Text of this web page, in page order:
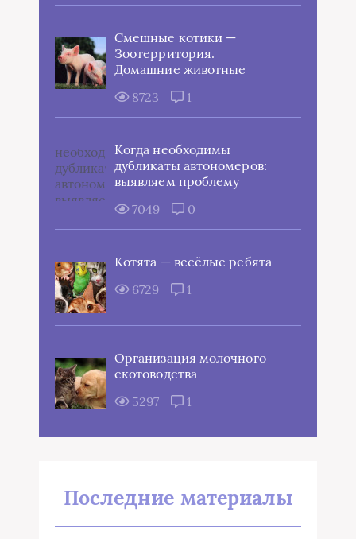
Смешные котики —
Зоотерритория.
Домашние животные
8723
1
Когда необходимы
дубликаты автономеров:
выявляем проблему
7049
0
Котята — весёлые ребята
6729
1
Организация молочного
скотоводства
5297
1
Последние материалы